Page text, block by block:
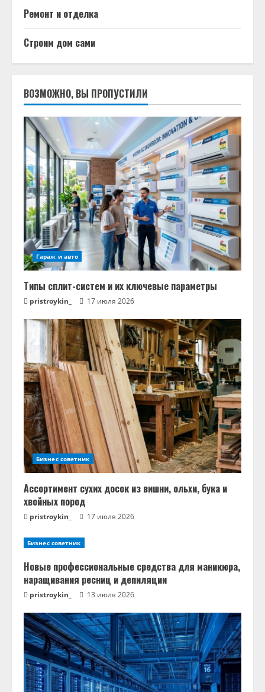
Ремонт и отделка
Строим дом сами
ВОЗМОЖНО, ВЫ ПРОПУСТИЛИ
Гараж и авто
Типы сплит-систем и их ключевые параметры
pristroykin_ 17 июля 2026
Бизнес советник
Ассортимент сухих досок из вишни, ольхи, бука и
хвойных пород
pristroykin_ 17 июля 2026
Бизнес советник
Новые профессиональные средства для маникюра,
наращивания ресниц и депиляции
pristroykin_ 13 июля 2026